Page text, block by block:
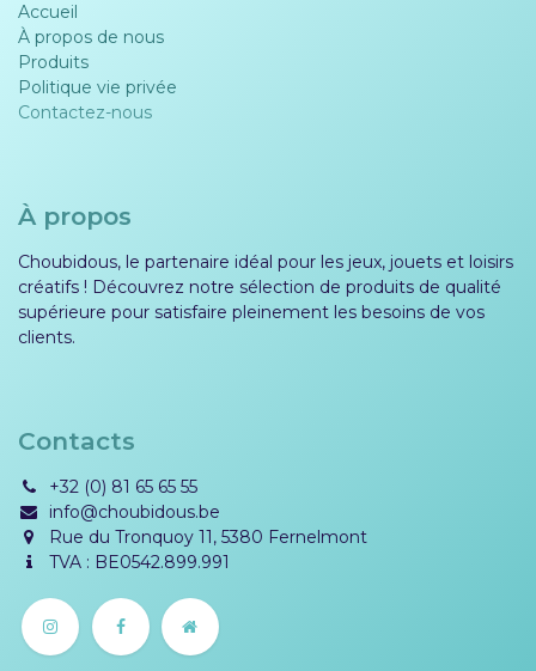
Accueil
À propos de nous
Produits
Politique vie privée​​
Contactez-nous
À propos
Choubidous, le partenaire idéal pour les jeux, jouets et loisirs
créatifs ! Découvrez notre sélection de produits de qualité
supérieure pour satisfaire pleinement les besoins de vos
clients.
Contacts
+32 (0) 81 65 65 55
info@choubidous.be
Rue du Tronquoy 11, 5380 Fernelmont
TVA : BE0542.899.991